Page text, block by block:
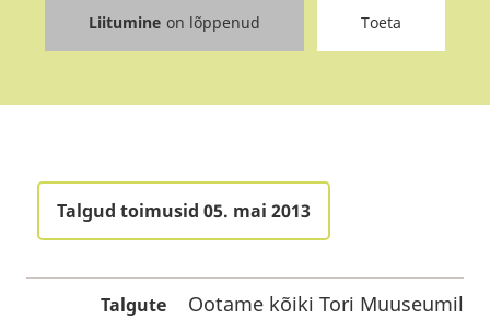
Liitumine on lõppenud Toeta
Talgud toimusid 05. mai 2013
Talgute
Ootame kõiki Tori Muuseumile